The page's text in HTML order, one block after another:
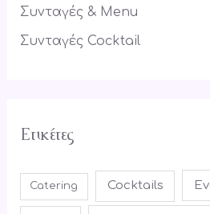
Συνταγές & Menu
Συνταγές Cocktail
Ετικέτες
Catering Cocktails